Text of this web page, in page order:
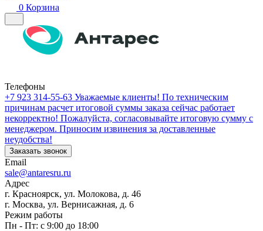
0 Корзина
Телефоны
+7 923 314-55-63 Уважаемые клиенты! По техническим
причинам расчет итоговой суммы заказа сейчас работает
некорректно! Пожалуйста, согласовывайте итоговую сумму с
менеджером. Приносим извинения за доставленные
неудобства!
Заказать звонок
Email
sale@antaresru.ru
Адрес
г. Красноярск, ул. Молокова, д. 46
г. Москва, ул. Вернисажная, д. 6
Режим работы
Пн - Пт: с 9:00 до 18:00